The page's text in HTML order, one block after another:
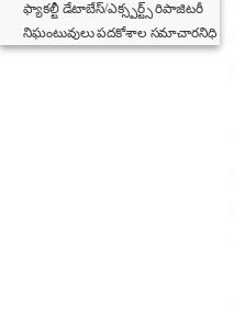
ఫ్యాకల్టీ డేటాబేస్/ఎక్స్పర్ట్స్ రిపాజిటరీ
నిఘంటువులు పదకోశాల సమాచారనిధి